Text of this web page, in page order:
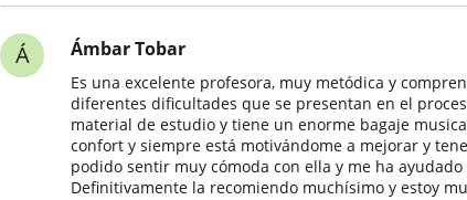
Á Ámbar Tobar
Es una excelente profesora, muy metódica y
diferentes dificultades que se presentan en el
material de estudio y tiene un enorme bagaje
confort y siempre está motivándome a mejorar y
podido sentir muy cómoda con ella y me ha
Definitivamente la recomiendo muchísimo y estoy